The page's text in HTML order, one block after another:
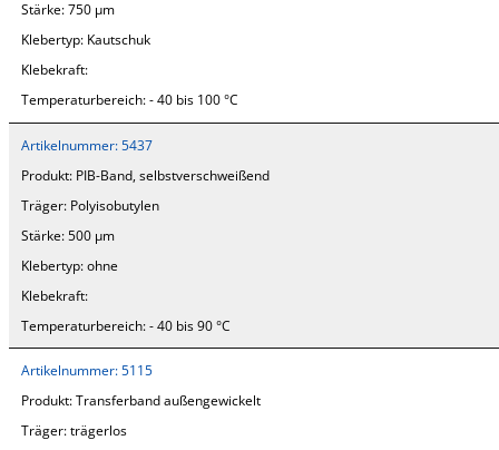
Stärke:750 µm
Klebertyp: Kautschuk
Klebekraft:
Temperaturbereich:- 40 bis 100 °C
Artikelnummer: 5437
Produkt: PIB-Band, selbstverschweißend
Träger: Polyisobutylen
Stärke: 500 µm
Klebertyp:ohne
Klebekraft:
Temperaturbereich:- 40 bis 90 °C
Artikelnummer: 5115
Produkt:Transferband außengewickelt
Träger:trägerlos